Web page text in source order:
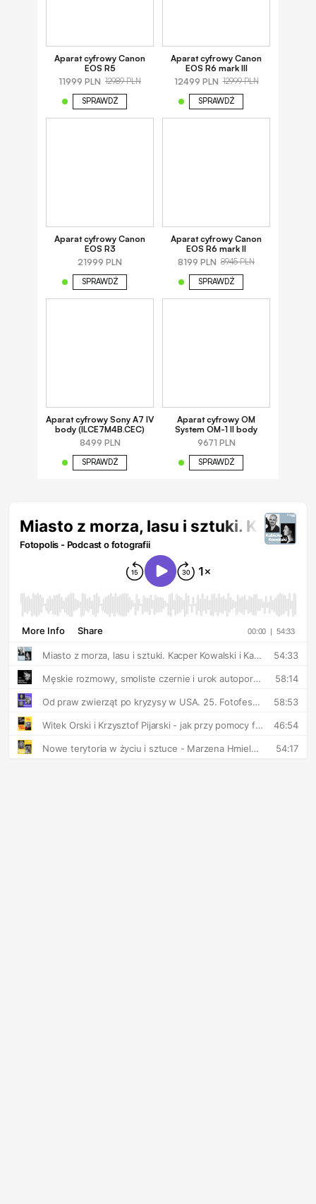
Aparat cyfrowy Canon
EOS R5
11999 PLN 12989 PLN
SPRAWDŹ
Aparat cyfrowy Canon
EOS R6 mark III
12499 PLN 12999 PLN
SPRAWDŹ
Aparat cyfrowy Canon
EOS R3
21999 PLN
SPRAWDŹ
Aparat cyfrowy Canon
EOS R6 mark II
8199 PLN 8945 PLN
SPRAWDŹ
Aparat cyfrowy Sony A7 IV
body (ILCE7M4B.CEC)
8499 PLN
SPRAWDŹ
Aparat cyfrowy OM
System OM-1 II body
9671 PLN
SPRAWDŹ